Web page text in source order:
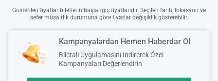
Gösterilen fiyatlar biletlerin başlangıç fiyatlarıdır. Seçilen tarih, lokasyon ve
sefer müsaitlik durumuna göre fiyatlar değişiklik gösterebilir.
Kampanyalardan Hemen Haberdar Ol
Biletall Uygulamasını Indirerek Özel
Kampanyaları Değerlendirin